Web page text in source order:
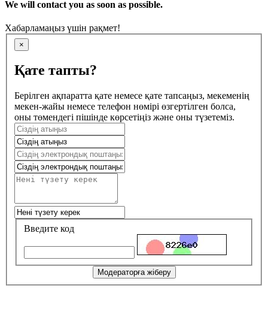
We will contact you as soon as possible.
Хабарламаңыз үшін рақмет!
×
Қате тапты?
Берілген ақпаратта қате немесе қате тапсаңыз, мекеменің
мекен-жайы немесе телефон нөмірі өзгертілген болса,
оны төмендегі пішінде көрсетіңіз және оны түзетеміз.
Введите код
Модераторға жіберу